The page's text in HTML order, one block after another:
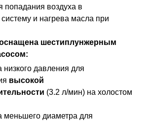
попадания воздуха в
и нагрева масла при
шестиплунжерным
низкого давления для
высокой
(3.2 л/мин) на холостом
меньшего диаметра для